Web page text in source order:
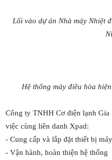
Lối vào dự án Nhà máy Nhiệt
Hệ thống máy điều hòa
Công ty TNHH Cơ điện lạnh
việc cùng liên danh Xpad:
- Cung cấp và lắp đặt thiết bị
- Vận hành, hoàn thiện hệ thống